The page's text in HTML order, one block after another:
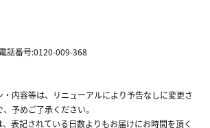
話番号:0120-009-368
内容等は、リニューアルにより予告なしに変更さ
予めご了承ください。
表記されている日数よりもお届けにお時間を頂く